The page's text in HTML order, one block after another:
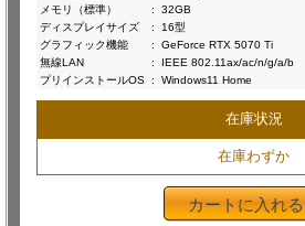
メモリ（標準）
:
32GB
ディスプレイサイズ
:
16型
グラフィック機能
:
GeForce RTX 5070 Ti
無線LAN
:
IEEE 802.11ax/ac/n/g/a/b
プリインストールOS : Windows11 Home
在庫状況
在庫わずか
カートに入れる